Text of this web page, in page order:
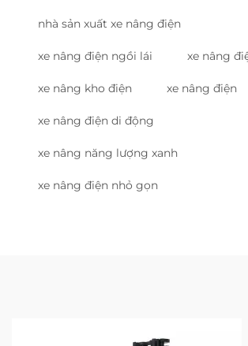
nhà sản xuất xe nâng điện
xe nâng điện ngồi lái xe nâng
xe nâng kho điện xe nâng điện
xe nâng điện di động
xe nâng năng lượng xanh
xe nâng điện nhỏ gọn